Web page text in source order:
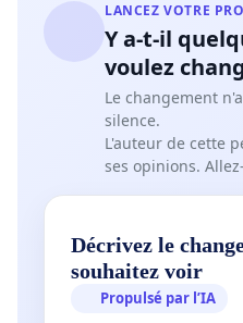
LANCEZ VOTRE
Y a-t-il
voulez
Le changement
silence.
L'auteur de cette
ses opinions.
Décrivez le
souhaitez voir
Propulsé par l’IA